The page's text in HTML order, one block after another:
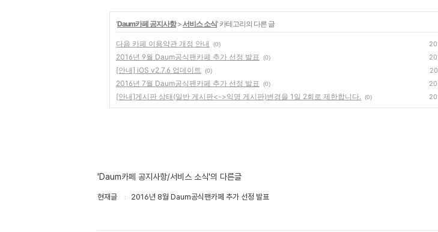
'Daum카페 공지사항>서비스 소식' 카테고리의 다른 글
다음 카페 이용약관 개정 안내 (0)
2016년 9월 Daum공식팬카페 추가 선정 발표 (0)
[안내] iOS v2.7.6 업데이트 (0)
2016년 7월 Daum공식팬카페 추가 선정 발표 (0)
[안내]게시판 상태(일반 게시판<->익명 게시판)변경을 1일 2회로 제한합니다. (0)
'Daum카페 공지사항/서비스 소식'의 다른글
현재글 2016년 8월 Daum공식팬카페 추가 선정 발표